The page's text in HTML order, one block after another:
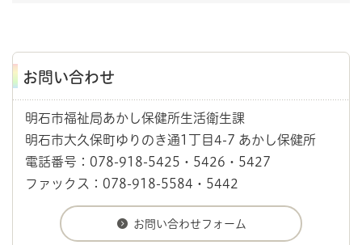
お問い合わせ
明石市福祉局あかし保健所生活衛生課
明石市大久保町ゆりのき通1丁目4-7 あかし保健所
電話番号：078-918-5425・5426・5427
ファックス：078-918-5584・5442